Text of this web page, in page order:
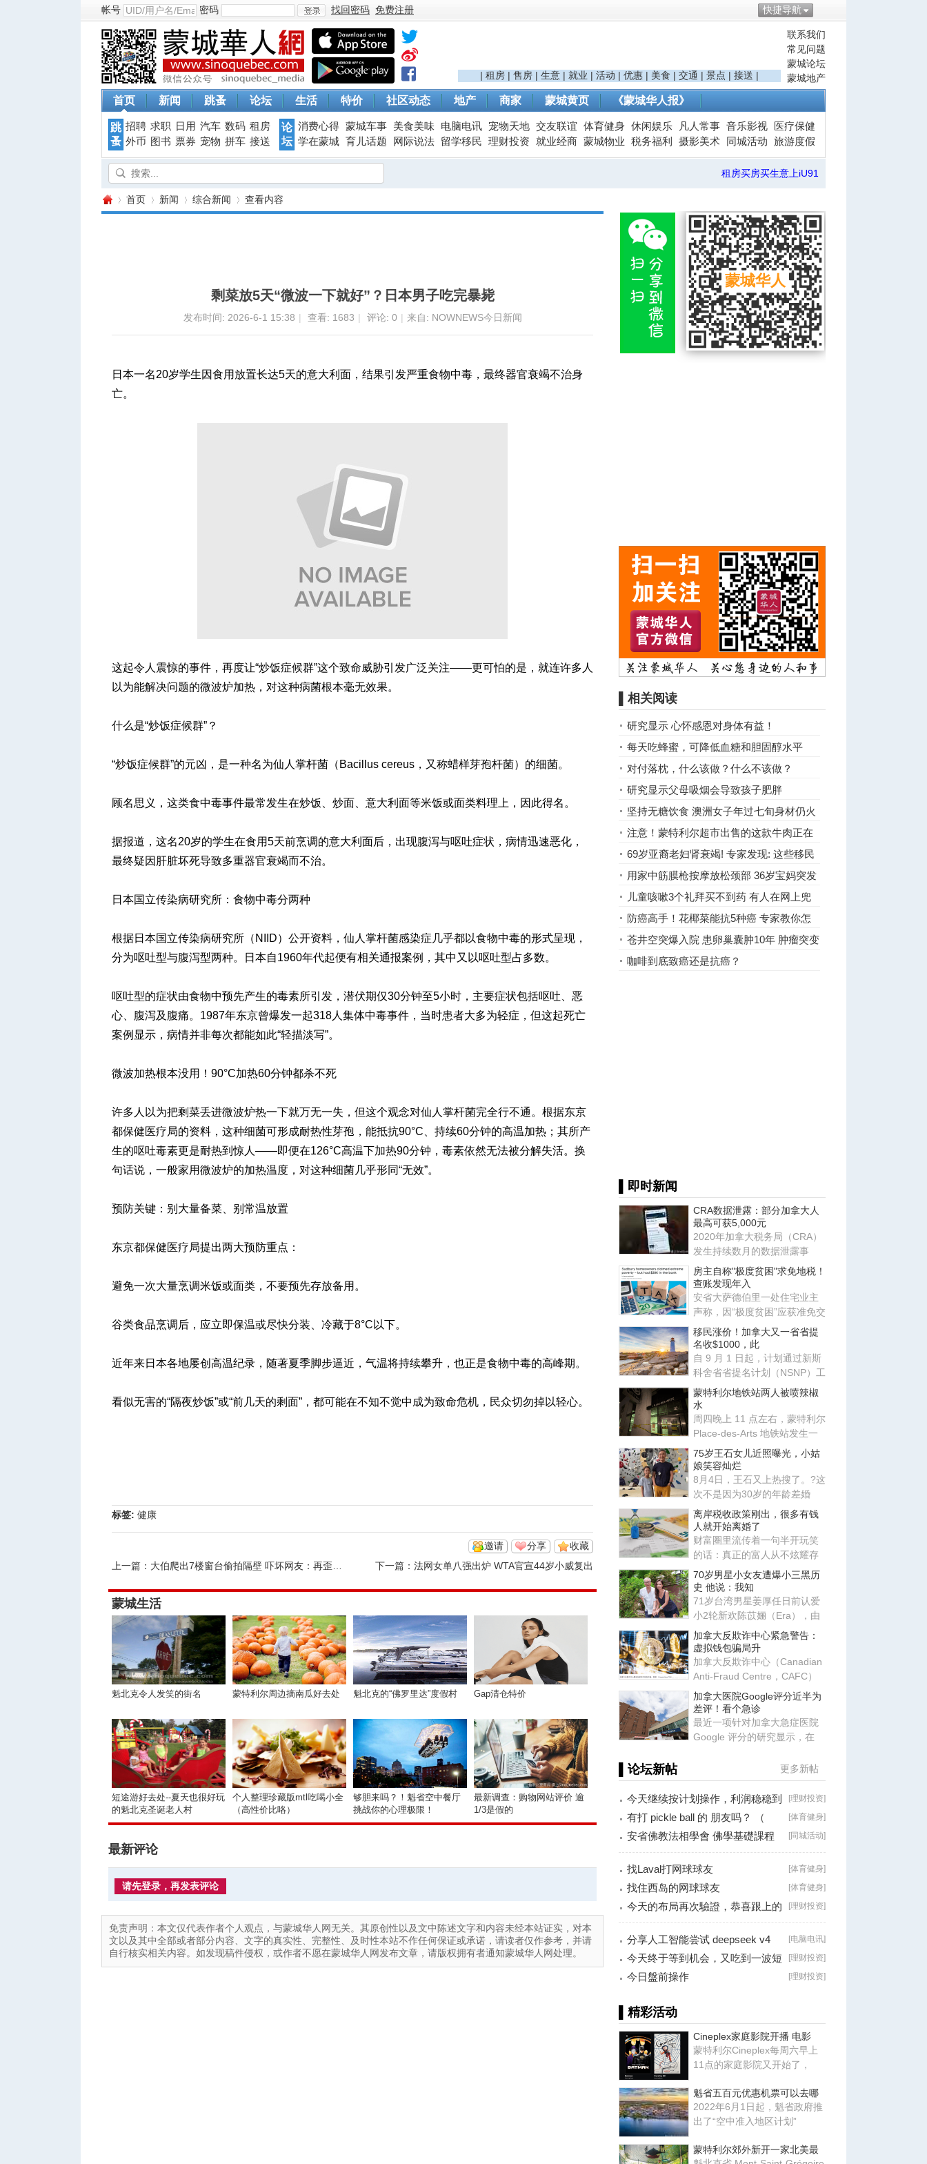
快捷导航
帐号 密码
登
录
找回密码 免费注册
联系我们
常见问题
蒙城论坛
蒙城地产
| 租房 | 售房 | 生意 | 就业 | 活动 | 优惠 | 美食 | 交通 | 景点 | 接送 |
首页 新闻 跳蚤 论坛 生活 特价 社区动态 地产 商家 蒙城黄页 《蒙城华人报》
跳
蚤
招聘 求职 日用 汽车 数码 租房
外币
图书 票券 宠物 拼车 接送
论
坛
消费心得 蒙城车事 美食美味 电脑电讯 宠物天地 交友联谊 体育健身 休闲娱乐 凡人常事 音乐影视
医疗保健
学在蒙城 育儿话题 网际说法 留学移民 理财投资 就业经商 蒙城物业 税务福利 摄影美术 同城活动 旅游度假
租房买房买生意上iU91
首页 新闻 综合新闻 查看内容
剩菜放5天“微波一下就好”？日本男子吃完暴毙
发布时间: 2026-6-1 15:38 | 查看: 1683 | 评论: 0 | 来自: NOWNEWS今日新闻
日本一名20岁学生因食用放置长达5天的意大利面，结果引发严重食物中毒，最终器官衰竭不治身
亡。
这起令人震惊的事件，再度让“炒饭症候群”这个致命威胁引发广泛关注——更可怕的是，就连许多人
以为能解决问题的微波炉加热，对这种病菌根本毫无效果。
什么是“炒饭症候群”？
“炒饭症候群”的元凶，是一种名为仙人掌杆菌（Bacillus cereus，又称蜡样芽孢杆菌）的细菌。
顾名思义，这类食中毒事件最常发生在炒饭、炒面、意大利面等米饭或面类料理上，因此得名。
据报道，这名20岁的学生在食用5天前烹调的意大利面后，出现腹泻与呕吐症状，病情迅速恶化，
最终疑因肝脏坏死导致多重器官衰竭而不治。
日本国立传染病研究所：食物中毒分两种
根据日本国立传染病研究所（NIID）公开资料，仙人掌杆菌感染症几乎都以食物中毒的形式呈现，
分为呕吐型与腹泻型两种。日本自1960年代起便有相关通报案例，其中又以呕吐型占多数。
呕吐型的症状由食物中预先产生的毒素所引发，潜伏期仅30分钟至5小时，主要症状包括呕吐、恶
心、腹泻及腹痛。1987年东京曾爆发一起318人集体中毒事件，当时患者大多为轻症，但这起死亡
案例显示，病情并非每次都能如此“轻描淡写”。
微波加热根本没用！90°C加热60分钟都杀不死
许多人以为把剩菜丢进微波炉热一下就万无一失，但这个观念对仙人掌杆菌完全行不通。根据东京
都保健医疗局的资料，这种细菌可形成耐热性芽孢，能抵抗90°C、持续60分钟的高温加热；其所产
生的呕吐毒素更是耐热到惊人——即便在126°C高温下加热90分钟，毒素依然无法被分解失活。换
句话说，一般家用微波炉的加热温度，对这种细菌几乎形同“无效”。
预防关键：别大量备菜、别常温放置
东京都保健医疗局提出两大预防重点：
避免一次大量烹调米饭或面类，不要预先存放备用。
谷类食品烹调后，应立即保温或尽快分装、冷藏于8°C以下。
近年来日本各地屡创高温纪录，随著夏季脚步逼近，气温将持续攀升，也正是食物中毒的高峰期。
看似无害的“隔夜炒饭”或“前几天的剩面”，都可能在不知不觉中成为致命危机，民众切勿掉以轻心。
标签: 健康
收藏
分享
邀请
上一篇： 大伯爬出7楼窗台偷拍隔壁 吓坏网友：再歪一点就摔下去 下一篇： 法网女单八强出炉 WTA官宣44岁小威复出
蒙城生活
魁北克令人发笑的街名 蒙特利尔周边摘南瓜好去处 魁北克的“佛罗里达”度假村 Gap清仓特价
短途游好去处--夏天也很好玩
的魁北克圣诞老人村
个人整理珍藏版mtl吃喝小全
（高性价比咯）
够胆来吗？！魁省空中餐厅
挑战你的心理极限！
最新调查：购物网站评价 逾
1/3是假的
最新评论
请先登录，再发表评论
免责声明：本文仅代表作者个人观点，与蒙城华人网无关。其原创性以及文中陈述文字和内容未经本站证实，对本
文以及其中全部或者部分内容、文字的真实性、完整性、及时性本站不作任何保证或承诺，请读者仅作参考，并请
自行核实相关内容。如发现稿件侵权，或作者不愿在蒙城华人网发布文章，请版权拥有者通知蒙城华人网处理。
▌相关阅读
研究显示 心怀感恩对身体有益！
每天吃蜂蜜，可降低血糖和胆固醇水平
对付落枕，什么该做？什么不该做？
研究显示父母吸烟会导致孩子肥胖
坚持无糖饮食 澳洲女子年过七旬身材仍火
辣
注意！蒙特利尔超市出售的这款牛肉正在
被召回
69岁亚裔老妇肾衰竭! 专家发现: 这些移民
肾病风险高!
用家中筋膜枪按摩放松颈部 36岁宝妈突发
脑梗!
儿童咳嗽3个礼拜买不到药 有人在网上兜
售开天价
防癌高手！花椰菜能抗5种癌 专家教你怎
么挑
苍井空突爆入院 患卵巢囊肿10年 肿瘤突变
大决定开刀
咖啡到底致癌还是抗癌？
▌即时新闻
CRA数据泄露：部分加拿大人
最高可获5,000元
2020年加拿大税务局（CRA）
发生持续数月的数据泄露事
件，导致数千名加拿大人的私
人信
房主自称"极度贫困"求免地税！
查账发现年入
安省大萨德伯里一处住宅业主
声称，因“极度贫困”应获准免交
地税。安省评估复核委员会
移民涨价！加拿大又一省省提
名收$1000，此
自 9 月 1 日起，计划通过新斯
科舍省省提名计划（NSNP）工
作类别申请移民的外国人需缴
蒙特利尔地铁站两人被喷辣椒
水
周四晚上 11 点左右，蒙特利尔
Place-des-Arts 地铁站发生一
起肢体冲突，事件升级导致
75岁王石女儿近照曝光，小姑
娘笑容灿烂
8月4日，王石又上热搜了。?这
次不是因为30岁的年龄差婚
姻，也不是因为田朴珺又说了
什
离岸税收政策刚出，很多有钱
人就开始离婚了
财富圈里流传着一句半开玩笑
的话：真正的富人从不炫耀存
款，他们炫耀的是律师、会计
师
70岁男星小女友遭爆小三黑历
史 他说：我知
71岁台湾男星姜厚任日前认爱
小2轮新欢陈苡㛤（Era），由
于她自称台大“3硕1博”、智商
加拿大反欺诈中心紧急警告：
虚拟钱包骗局升
加拿大反欺诈中心（Canadian
Anti-Fraud Centre，CAFC）
近日发布最新警告，提醒所有
使
加拿大医院Google评分近半为
差评！看个急诊
最近一项针对加拿大急症医院
Google 评分的研究显示，在
▌论坛新帖 更多新帖
[理财投资]
今天继续按计划操作，利润稳稳到
手！
[体育健身]
有打 pickle ball 的 朋友吗？ （
Brossard
[同城活动]
安省佛教法相學會 佛學基礎課程
（第二十八
[体育健身]
找Laval打网球球友
[体育健身]
找住西岛的网球球友
[理财投资]
今天的布局再次驗證，恭喜跟上的
朋友！
[电脑电讯]
分享人工智能尝试 deepseek v4
falsh, 据说
[理财投资]
今天终于等到机会，又吃到一波短
线利润！
[理财投资]
今日盤前操作
▌精彩活动
Cineplex家庭影院开播 电影
蒙特利尔Cineplex每周六早上
11点的家庭影院又开始了，
魁省五百元优惠机票可以去哪
2022年6月1日起，魁省政府推
出了“空中准入地区计划”
蒙特利尔郊外新开一家北美最